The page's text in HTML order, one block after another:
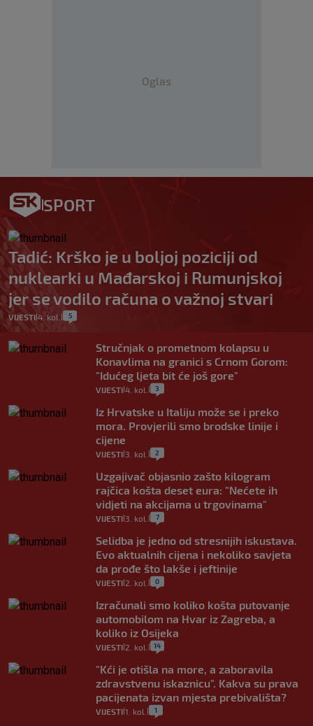
Oglas
SPORT
Tadić: Krško je u boljoj poziciji od
nuklearki u Mađarskoj i Rumunjskoj
jer se vodilo računa o važnoj stvari
VIJESTI 4. kol. 5
Stručnjak o prometnom kolapsu u
Konavlima na granici s Crnom Gorom:
"Idućeg ljeta bit će još gore"
VIJESTI 4. kol. 3
Iz Hrvatske u Italiju može se i preko
mora. Provjerili smo brodske linije i
cijene
VIJESTI 3. kol. 2
Uzgajivač objasnio zašto kilogram
rajčica košta deset eura: "Nećete ih
vidjeti na akcijama u trgovinama"
VIJESTI 3. kol. 7
Selidba je jedno od stresnijih iskustava.
Evo aktualnih cijena i nekoliko savjeta
da prođe što lakše i jeftinije
VIJESTI 2. kol. 0
Izračunali smo koliko košta putovanje
automobilom na Hvar iz Zagreba, a
koliko iz Osijeka
VIJESTI 2. kol. 14
"Kći je otišla na more, a zaboravila
zdravstvenu iskaznicu". Kakva su prava
pacijenata izvan mjesta prebivališta?
VIJESTI 1. kol. 1